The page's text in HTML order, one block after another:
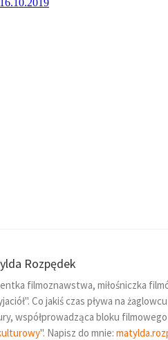
Rozpędek
filmoznawstwa, miłośniczka
Co jakiś czas pływa na
współprowadząca bloku
". Napisz do mnie: